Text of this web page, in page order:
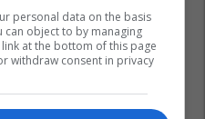
personal data on the basis
can object to by managing
at the bottom of this page
withdraw consent in privacy